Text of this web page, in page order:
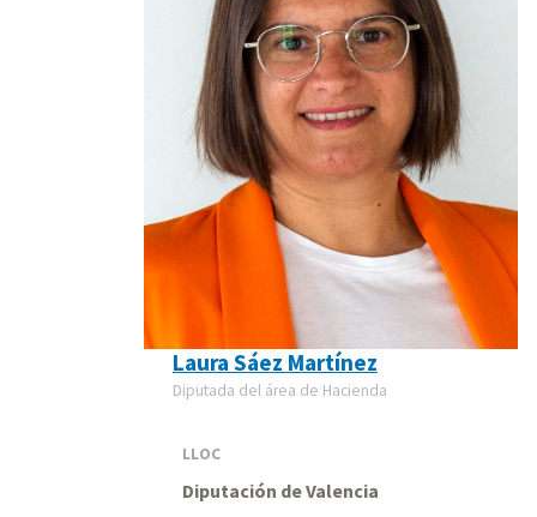
Laura Sáez Martínez
Diputada del área de Hacienda
LLOC
Diputación de Valencia